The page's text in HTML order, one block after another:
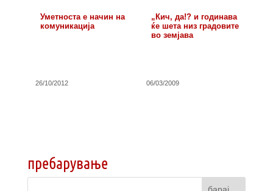
Уметноста е начин на
комуникација
26/10/2012
„Кич, да!? и годинава
ќе шета низ градовите
во земјава
06/03/2009
пребарување